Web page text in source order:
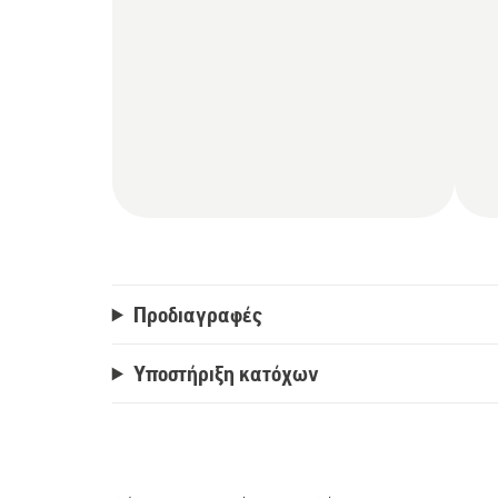
Προδιαγραφές
Υποστήριξη κατόχων